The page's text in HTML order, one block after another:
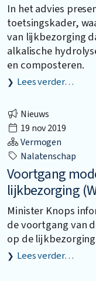
In het advies
toetsingskader,
van lijkbezorging
alkalische
en composteren.
Lees verder…
Nieuws
19 nov 2019
Vermogen
Nalatenschap
Voortgang
lijkbezorging
Minister Knops
de voortgang van
op de
Lees verder…